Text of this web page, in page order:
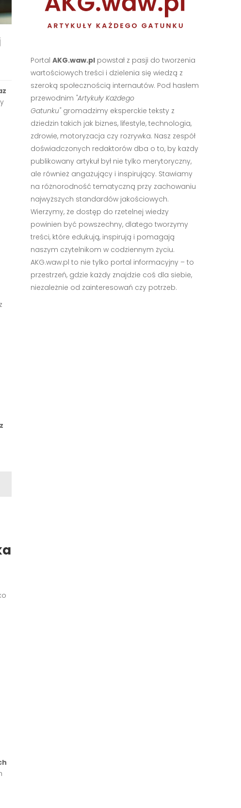
Portal AKG.waw.plpowstał z pasji do tworzenia
wartościowych treści i dzielenia się wiedzą z
szeroką społecznością internautów. Pod hasłem
przewodnim "Artykuły Każdego
Gatunku"gromadzimy eksperckie teksty z
dziedzin takich jak biznes, lifestyle, technologia,
zdrowie, motoryzacja czy rozrywka. Nasz zespół
doświadczonych redaktorów dba o to, by każdy
publikowany artykuł był nie tylko merytoryczny,
ale również angażujący i inspirujący. Stawiamy
na różnorodność tematyczną przy zachowaniu
najwyższych standardów jakościowych.
Wierzymy, że dostęp do rzetelnej wiedzy
powinien być powszechny, dlatego tworzymy
treści, które edukują, inspirują i pomagają
naszym czytelnikom w codziennym życiu.
AKG.waw.pl to nie tylko portal informacyjny – to
przestrzeń, gdzie każdy znajdzie coś dla siebie,
niezależnie od zainteresowań czy potrzeb.